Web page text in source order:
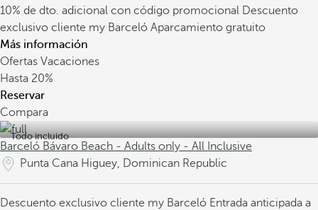
10% de dto. adicional con código promocional Descuento
exclusivo cliente my Barceló Aparcamiento gratuito
Más información
Ofertas Vacaciones
Hasta 20%
Reservar
Compara
Todo incluido
Barceló Bávaro Beach - Adults only - All Inclusive
Punta Cana Higuey, Dominican Republic
Descuento exclusivo cliente my Barceló Entrada anticipada a